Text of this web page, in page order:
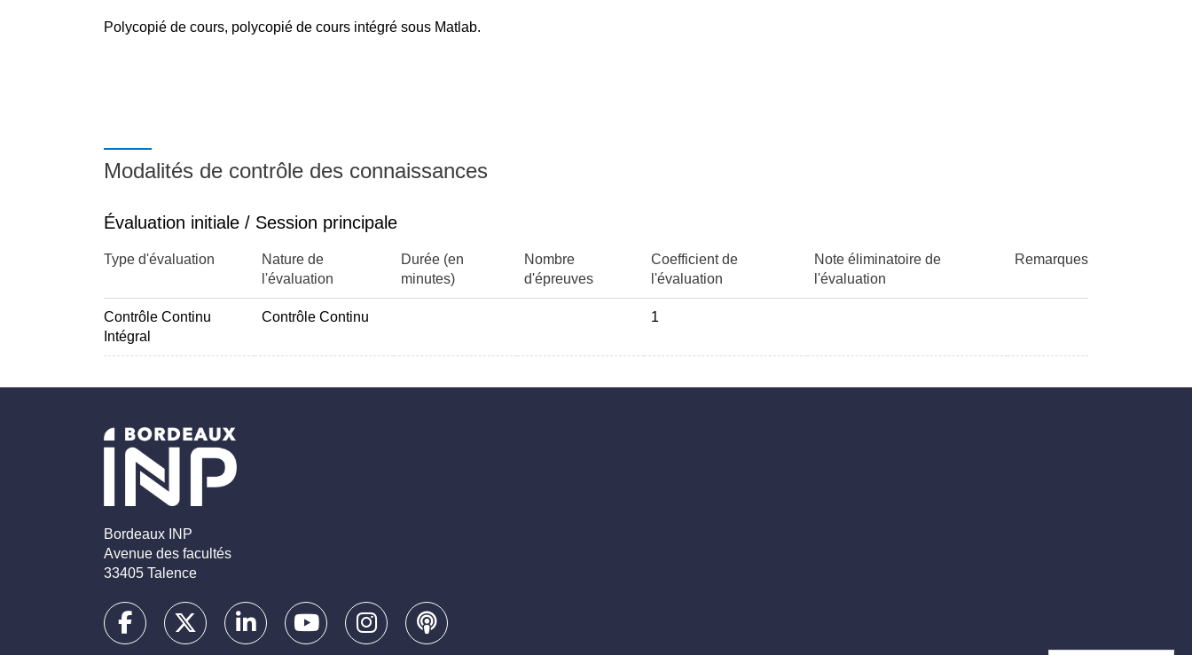
Polycopié de cours, polycopié de cours intégré sous Matlab.
Modalités de contrôle des connaissances
Évaluation initiale / Session principale
Type d'évaluation
Nature de
l'évaluation
Durée (en
minutes)
Nombre
d'épreuves
Coefficient de
l'évaluation
Note éliminatoire de
l'évaluation
Remarques
Contrôle Continu
Intégral
Contrôle Continu 1
Bordeaux INP
Avenue des facultés
33405 Talence